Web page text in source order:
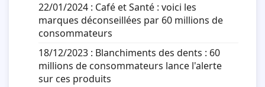
22/01/2024 : Café et Santé : voici les
marques déconseillées par 60 millions de
consommateurs
18/12/2023 : Blanchiments des dents : 60
millions de consommateurs lance l'alerte
sur ces produits